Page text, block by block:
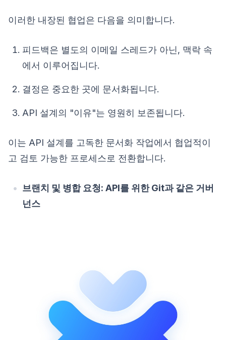
이러한 내장된 협업은 다음을 의미합니다.
피드백은 별도의 이메일 스레드가 아닌, 맥락 속
에서 이루어집니다.
결정은 중요한 곳에 문서화됩니다.
API 설계의 "이유"는 영원히 보존됩니다.
이는 API 설계를 고독한 문서화 작업에서 협업적이
고 검토 가능한 프로세스로 전환합니다.
브랜치 및 병합 요청: API를 위한 Git과 같은 거버
넌스